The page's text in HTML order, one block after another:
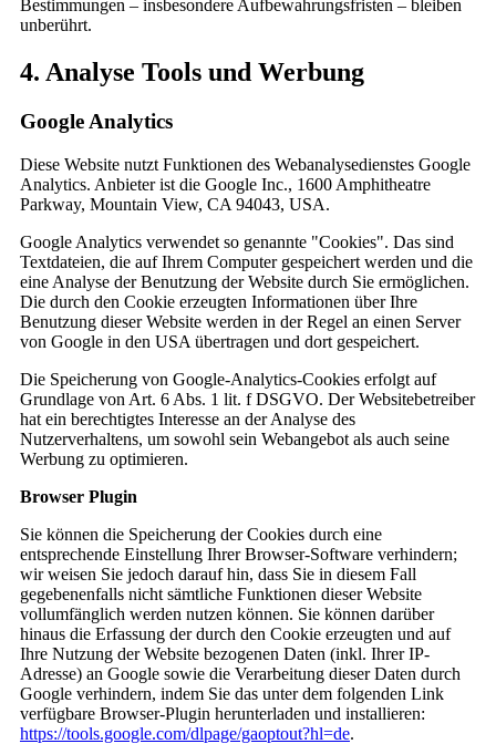
Bestimmungen – insbesondere Aufbewahrungsfristen – bleiben
unberührt.
4. Analyse Tools und Werbung
Google Analytics
Diese Website nutzt Funktionen des Webanalysedienstes Google
Analytics. Anbieter ist die Google Inc., 1600 Amphitheatre
Parkway, Mountain View, CA 94043, USA.
Google Analytics verwendet so genannte "Cookies". Das sind
Textdateien, die auf Ihrem Computer gespeichert werden und die
eine Analyse der Benutzung der Website durch Sie ermöglichen.
Die durch den Cookie erzeugten Informationen über Ihre
Benutzung dieser Website werden in der Regel an einen Server
von Google in den USA übertragen und dort gespeichert.
Die Speicherung von Google-Analytics-Cookies erfolgt auf
Grundlage von Art. 6 Abs. 1 lit. f DSGVO. Der Websitebetreiber
hat ein berechtigtes Interesse an der Analyse des
Nutzerverhaltens, um sowohl sein Webangebot als auch seine
Werbung zu optimieren.
Browser Plugin
Sie können die Speicherung der Cookies durch eine
entsprechende Einstellung Ihrer Browser-Software verhindern;
wir weisen Sie jedoch darauf hin, dass Sie in diesem Fall
gegebenenfalls nicht sämtliche Funktionen dieser Website
vollumfänglich werden nutzen können. Sie können darüber
hinaus die Erfassung der durch den Cookie erzeugten und auf
Ihre Nutzung der Website bezogenen Daten (inkl. Ihrer IP-
Adresse) an Google sowie die Verarbeitung dieser Daten durch
Google verhindern, indem Sie das unter dem folgenden Link
verfügbare Browser-Plugin herunterladen und installieren:
https://tools.google.com/dlpage/gaoptout?hl=de.